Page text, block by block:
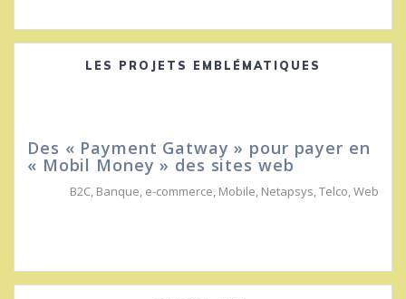
LES PROJETS EMBLÉMATIQUES
Des « Payment Gatway » pour payer en
« Mobil Money » des sites web
B2C, Banque, e-commerce, Mobile, Netapsys,Telco,Web